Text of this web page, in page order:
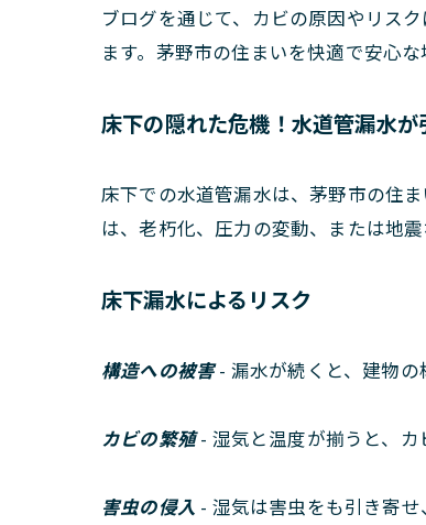
ブログを通じて、カビの原因やリス
ます。茅野市の住まいを快適で安心
床下の隠れた危機！水道管漏水
床下での水道管漏水は、茅野市の住
は、老朽化、圧力の変動、または地震
床下漏水によるリスク
構造への被害- 漏水が続くと、建物の
カビの繁殖 - 湿気と温度が揃うと、
害虫の侵入 - 湿気は害虫をも引き寄せ